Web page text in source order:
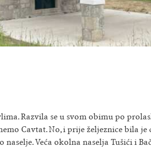
Razvila se u svom obimu po
Cavtat. No, i prije željeznice bila je
Veća okolna naselja Tušići i